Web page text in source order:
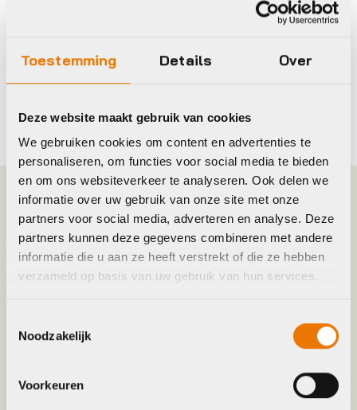
Toestemming Details Over
Deze website maakt gebruik van cookies
We gebruiken cookies om content en advertenties te
personaliseren, om functies voor social media te bieden
en om ons websiteverkeer te analyseren. Ook delen we
informatie over uw gebruik van onze site met onze
partners voor social media, adverteren en analyse. Deze
partners kunnen deze gegevens combineren met andere
informatie die u aan ze heeft verstrekt of die ze hebben
verzameld op basis van uw gebruik van hun services.
Noodzakelijk
Voorkeuren
Specificaties
Frame Type KINDKLEUTER
Keyword REGENJAS
Leverstatus Niet meer leverbaar